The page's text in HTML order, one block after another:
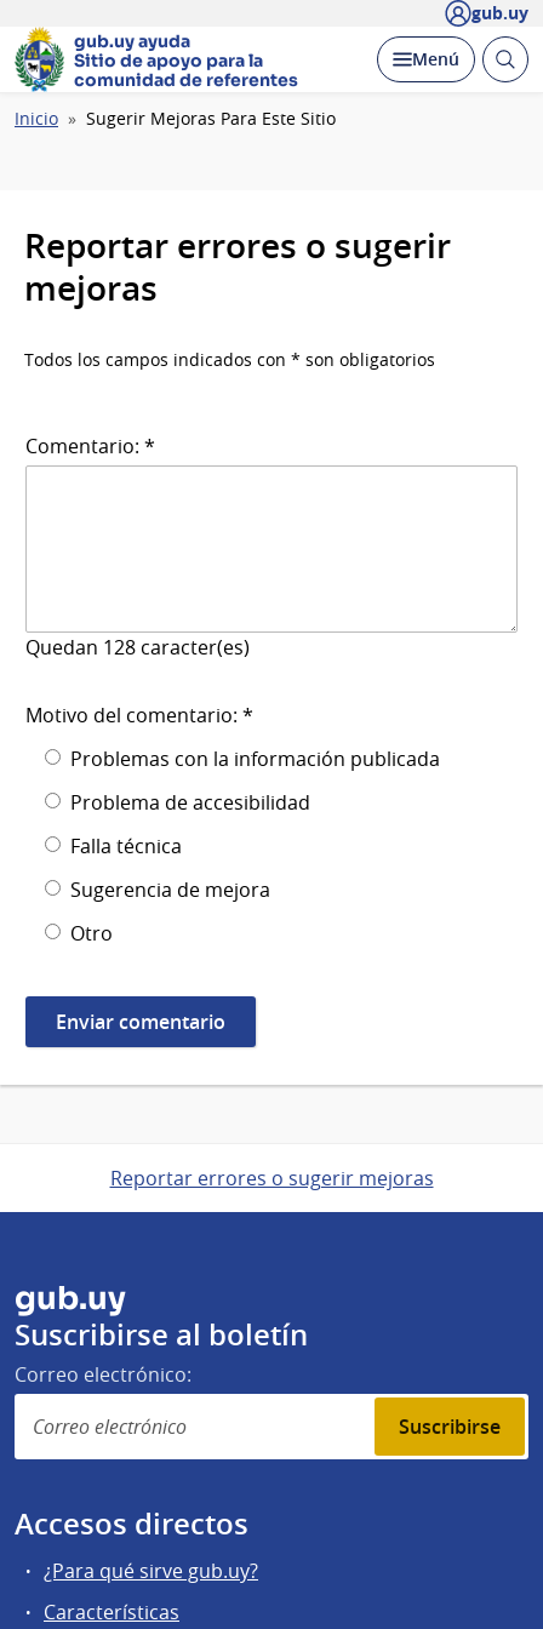
gub.uy
gub.uy ayuda
Sitio de apoyo para la
comunidad de referentes
Desplegar
Menú Abrir
Ruta
Inicio Sugerir Mejoras Para Este Sitio
Reportar errores o sugerir
mejoras
Todos los campos indicados con * son obligatorios
Comentario: *
Quedan 128 caracter(es)
Motivo del comentario: *
Problemas con la información publicada
Problema de accesibilidad
Falla técnica
Sugerencia de mejora
Otro
Reportar errores o sugerir mejoras
gub.uy
Suscribirse al boletín
Correo electrónico:
Suscribirse
Accesos directos
¿Para qué sirve gub.uy?
Características